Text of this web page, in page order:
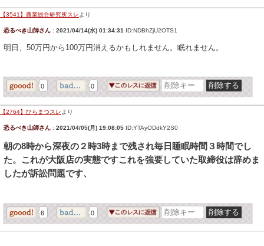
【3541】農業総合研究所スレ より
恐るべき山師さん : 2021/04/14(水) 01:34:31 ID:NDBhZjU2OTS1
明日、50万円から100万円消えるかもしれません。眠れません。
0 0
【2764】ひらまつスレ より
恐るべき山師さん : 2021/04/05(月) 19:08:05 ID:YTAyODdkY2S0
朝の8時から深夜の２時3時まで残され毎日睡眠時間３時間でし
た。これが大阪店の実態ですこれを強要していた取締役は辞めま
したが訴訟問題です、
6 0